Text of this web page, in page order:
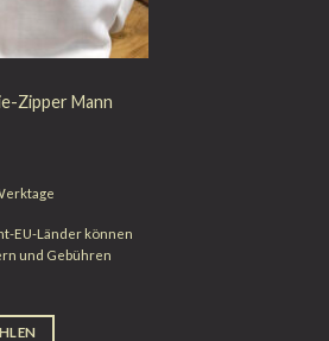
Zipper Mann
EU-Länder können
und Gebühren